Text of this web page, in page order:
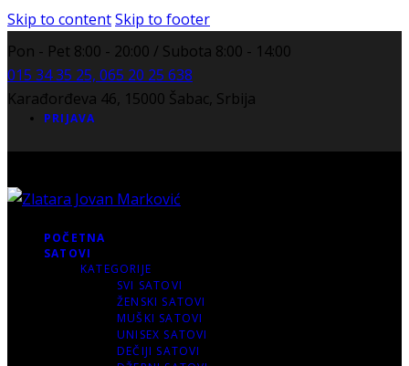
Skip to contentSkip to footer
Pon - Pet 8:00 - 20:00 / Subota 8:00 - 14:00
015 34 35 25, 065 20 25 638
Karađorđeva 46, 15000 Šabac, Srbija
PRIJAVA
POČETNA
SATOVI
KATEGORIJE
SVI SATOVI
ŽENSKI SATOVI
MUŠKI SATOVI
UNISEX SATOVI
DEČIJI SATOVI